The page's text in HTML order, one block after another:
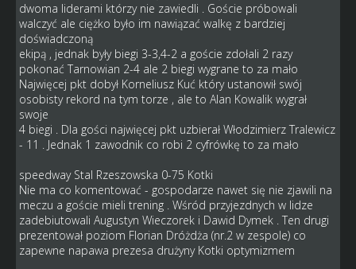
dwoma liderami którzy nie zawiedli . Goście próbowali
walczyć ale ciężko było im nawiązać walkę z bardziej
doświadczoną
ekipą , jednak były biegi 3-3,4-2 a goście zdołali 2 razy
pokonać Tarnowian 2-4 ale 2 biegi wygrane to za mało
Najwięcej pkt dobył Korneliusz Kuć który ustanowił swój
osobisty rekord na tym torze , ale to Alan Kowalik wygrał
swoje
4 biegi . Dla gości najwięcej pkt uzbierał Włodzimierz Tralewicz
- 11 . Jednak 1 zawodnik co robi 2 cyfrówkę to za mało
speedway Stal Rzeszowska 0-75 Kotki
Nie ma co komentować - gospodarze nawet się nie zjawili na
meczu a goście mieli trening . Wśród przyjezdnych w lidze
zadebiutowali Augustyn Wieczorek i Dawid Dymek . Ten drugi
prezentował poziom Florian Dróżdża (nr.2 w zespole) co
zapewne napawa prezesa drużyny Kotki optymizmem